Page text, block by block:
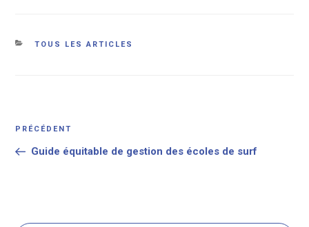
Catégories
TOUS LES ARTICLES
l’article
Article
PRÉCÉDENT
Guide équitable de gestion des écoles de surf